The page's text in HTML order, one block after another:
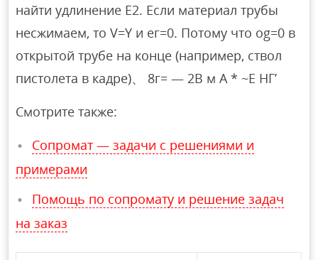
найти удлинение E2. Если материал трубы
несжимаем, то V=Y и ег=0. Потому что og=0 в
открытой трубе на конце (например, ствол
пистолета в кадре)、 8г= — 2В м А * ~Е НГ’
Смотрите также:
Сопромат — задачи с решениями и
примерами
Помощь по сопромату и решение задач
на заказ